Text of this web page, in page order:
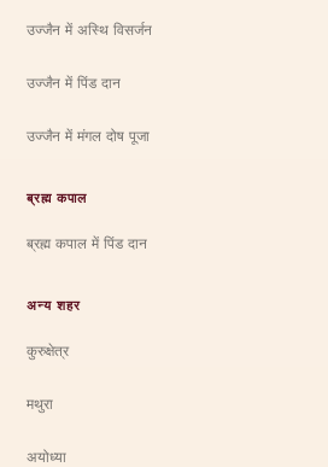
उज्जैन में अस्थि विसर्जन
उज्जैन में पिंड दान
उज्जैन में मंगल दोष पूजा
ब्रह्म कपाल
ब्रह्म कपाल में पिंड दान
अन्य शहर
कुरुक्षेत्र
मथुरा
अयोध्या